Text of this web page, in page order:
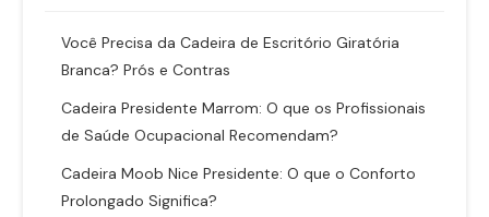
Você Precisa da Cadeira de Escritório Giratória
Branca? Prós e Contras
Cadeira Presidente Marrom: O que os Profissionais
de Saúde Ocupacional Recomendam?
Cadeira Moob Nice Presidente: O que o Conforto
Prolongado Significa?